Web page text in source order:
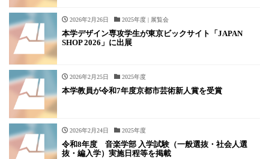
2026年2月26日 2025年度 | 展覧会
本学デザイン専攻学生が東京ビックサイト「JAPAN
SHOP 2026」に出展
2026年2月25日 2025年度
本学教員が令和7年度京都市芸術新人賞を受賞
2026年2月24日 2025年度
令和8年度 音楽学部 入学試験（一般選抜・社会人選
抜・編入学）実施日程等を掲載